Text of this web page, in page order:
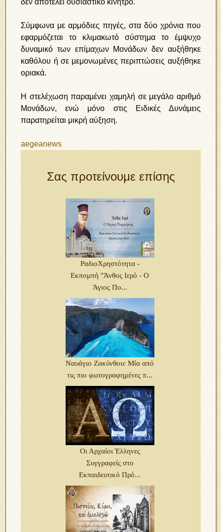
δεν αποτελεί ουσιαστικό κίνητρο.
Σύμφωνα με αρμόδιες πηγές, στα δύο χρόνια που
εφαρμόζεται το κλιμακωτό σύστημα το έμψυχο
δυναμικό των επίμαχων Μονάδων δεν αυξήθηκε
καθόλου ή σε μεμονωμένες περιπτώσεις αυξήθηκε
οριακά.
Η στελέχωση παραμένει χαμηλή σε μεγάλο αριθμό
Μονάδων, ενώ μόνο στις Ειδικές Δυνάμεις
παρατηρείται μικρή αύξηση.
aegeanews
Σας προτείνουμε επίσης
ΡαδιοΧρηστότητα -
Εκπομπή "Άνθος Ιερό - Ο
Άγιος Πο...
Ναυάγιο Ζακύνθου: Μία από
τις πιο φωτογραφημένες π...
Οι Αρχαίοι Έλληνες
Συγγραφείς στο
Εκπαιδευτικό Πρό...